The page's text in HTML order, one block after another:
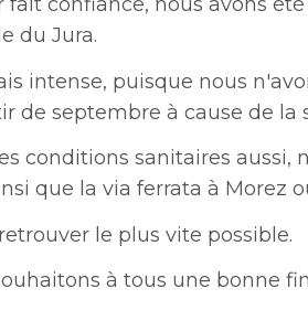
du Jura.
intense, puisque nous
de septembre à cause de la
conditions sanitaires
que la via ferrata à Morez
le plus vite possible.
à tous une bonne